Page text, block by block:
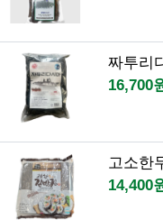
짜투리
16,700
고소한
14,400